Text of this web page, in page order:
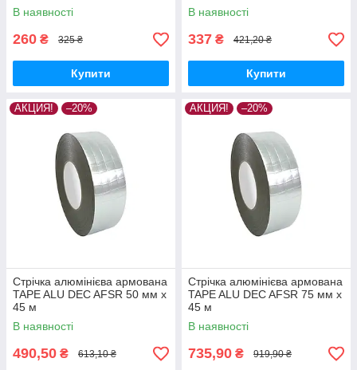
В наявності
260 ₴ 325 ₴
Купити
В наявності
337 ₴ 421,20 ₴
Купити
АКЦИЯ! –20%
Стрічка алюмінієва армована
TAPE ALU DEC AFSR 50 мм х
45 м
В наявності
490,50 ₴ 613,10 ₴
АКЦИЯ! –20%
Стрічка алюмінієва армована
TAPE ALU DEC AFSR 75 мм х
45 м
В наявності
735,90 ₴ 919,90 ₴